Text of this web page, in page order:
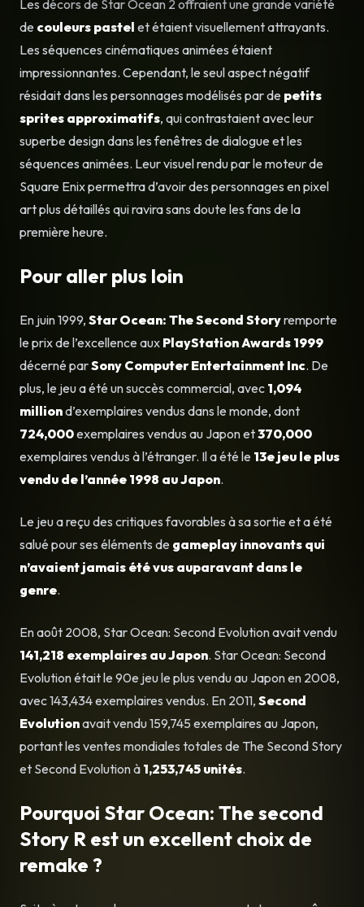
Les décors de Star Ocean 2 offraient une grande variété
de couleurs pastel et étaient visuellement attrayants.
Les séquences cinématiques animées étaient
impressionnantes. Cependant, le seul aspect négatif
résidait dans les personnages modélisés par de petits
sprites approximatifs, qui contrastaient avec leur
superbe design dans les fenêtres de dialogue et les
séquences animées. Leur visuel rendu par le moteur de
Square Enix permettra d’avoir des personnages en pixel
art plus détaillés qui ravira sans doute les fans de la
première heure.
Pour aller plus loin
En juin 1999, Star Ocean: The Second Storyremporte
le prix de l’excellence aux PlayStation Awards 1999
décerné parSony Computer Entertainment Inc. De
plus, le jeu a été un succès commercial, avec 1,094
milliond’exemplaires vendus dans le monde, dont
724,000exemplaires vendus au Japon et370,000
exemplaires vendus à l’étranger. Il a été le 13e jeu le plus
vendu de l’année 1998 au Japon.
Le jeu a reçu des critiques favorables à sa sortie et a été
salué pour ses éléments de gameplay innovants qui
n’avaient jamais été vus auparavant dans le
genre.
En août 2008, Star Ocean: Second Evolution avait vendu
141,218 exemplaires au Japon. Star Ocean: Second
Evolution était le 90e jeu le plus vendu au Japon en 2008,
avec 143,434 exemplaires vendus. En 2011, Second
Evolutionavait vendu 159,745 exemplaires au Japon,
portant les ventes mondiales totales de The Second Story
et Second Evolution à 1,253,745 unités.
Pourquoi Star Ocean: The second
Story R est un excellent choix de
remake ?